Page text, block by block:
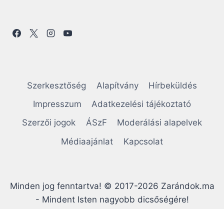
Szerkesztőség Alapítvány
Hírbeküldés
Impresszum
Adatkezelési tájékoztató
Szerzői jogok
ÁSzF
Moderálási alapelvek
Médiaajánlat
Kapcsolat
Minden jog fenntartva! © 2017-2026 Zarándok.ma
- Mindent Isten nagyobb dicsőségére!